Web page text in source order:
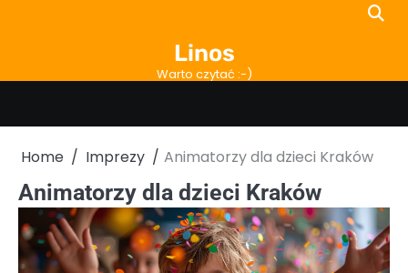
Linos
Warto czytać :-)
Home Imprezy Animatorzy dla dzieci Kraków
Animatorzy dla dzieci Kraków